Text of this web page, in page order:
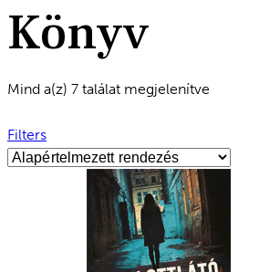
Könyv
Mind a(z) 7 találat megjelenítve
Filters